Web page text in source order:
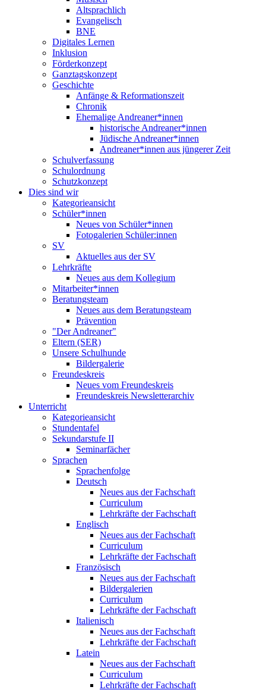
Altsprachlich
Evangelisch
BNE
Digitales Lernen
Inklusion
Förderkonzept
Ganztagskonzept
Geschichte
Anfänge & Reformationszeit
Chronik
Ehemalige Andreaner*innen
historische Andreaner*innen
Jüdische Andreaner*innen
Andreaner*innen aus jüngerer Zeit
Schulverfassung
Schulordnung
Schutzkonzept
Dies sind wir
Kategorieansicht
Schüler*innen
Neues von Schüler*innen
Fotogalerien Schüler:innen
SV
Aktuelles aus der SV
Lehrkräfte
Neues aus dem Kollegium
Mitarbeiter*innen
Beratungsteam
Neues aus dem Beratungsteam
Prävention
"Der Andreaner"
Eltern (SER)
Unsere Schulhunde
Bildergalerie
Freundeskreis
Neues vom Freundeskreis
Freundeskreis Newsletterarchiv
Unterricht
Kategorieansicht
Stundentafel
Sekundarstufe II
Seminarfächer
Sprachen
Sprachenfolge
Deutsch
Neues aus der Fachschaft
Curriculum
Lehrkräfte der Fachschaft
Englisch
Neues aus der Fachschaft
Curriculum
Lehrkräfte der Fachschaft
Französisch
Neues aus der Fachschaft
Bildergalerien
Curriculum
Lehrkräfte der Fachschaft
Italienisch
Neues aus der Fachschaft
Lehrkräfte der Fachschaft
Latein
Neues aus der Fachschaft
Curriculum
Lehrkräfte der Fachschaft